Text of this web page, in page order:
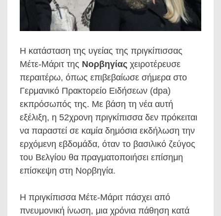
Η κατάσταση της υγείας της πριγκίπισσας
Μέτε-Μάριτ της Νορβηγίας χειροτέρευσε
περαιτέρω, όπως επιβεβαίωσε σήμερα στο
Γερμανικό Πρακτορείο Ειδήσεων (dpa)
εκπρόσωπός της. Με βάση τη νέα αυτή
εξέλιξη, η 52χρονη πριγκίπισσα δεν πρόκειται
να παραστεί σε καμία δημόσια εκδήλωση την
ερχόμενη εβδομάδα, όταν το βασιλικό ζεύγος
του Βελγίου θα πραγματοποιήσει επίσημη
επίσκεψη στη Νορβηγία.
Η πριγκίπισσα Μέτε-Μάριτ πάσχει από
πνευμονική ίνωση, μια χρόνια πάθηση κατά